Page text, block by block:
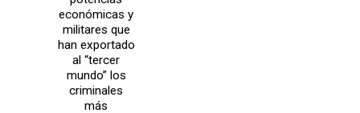
económicas y
militares que
han exportado
al “tercer
mundo” los
criminales
más